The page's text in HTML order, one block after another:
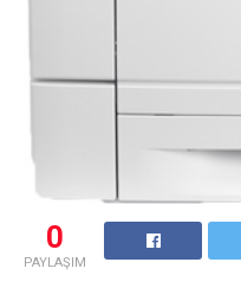
0
PAYLAŞIM